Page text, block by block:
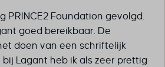
PRINCE2 Foundation gevolgd.
goed bereikbaar. De
doen van een schriftelijk
Lagant heb ik als zeer prettig